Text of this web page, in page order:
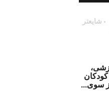
شایعتر
کودکان
سوی...